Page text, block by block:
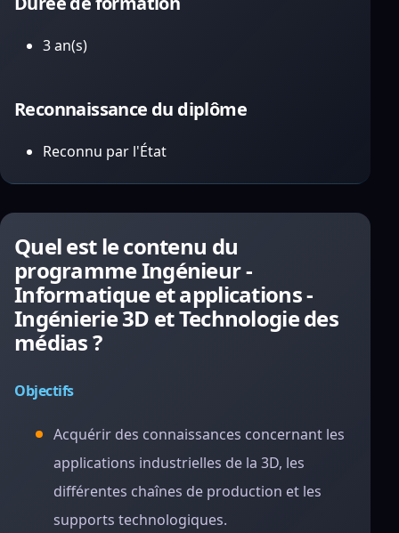
3 an(s)
Reconnaissance du diplôme
Reconnu par l'État
Quel est le contenu du
programme Ingénieur -
Informatique et applications -
Ingénierie 3D et Technologie des
médias ?
Objectifs
Acquérir des connaissances concernant les
applications industrielles de la 3D, les
différentes chaînes de production et les
supports technologiques.